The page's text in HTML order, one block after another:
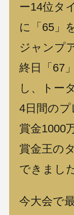
ー14位タ
に「65」
ジャンプ
終日「67
し、トー
4日間のプ
賞金1000
賞金王の
できまし
今大会で